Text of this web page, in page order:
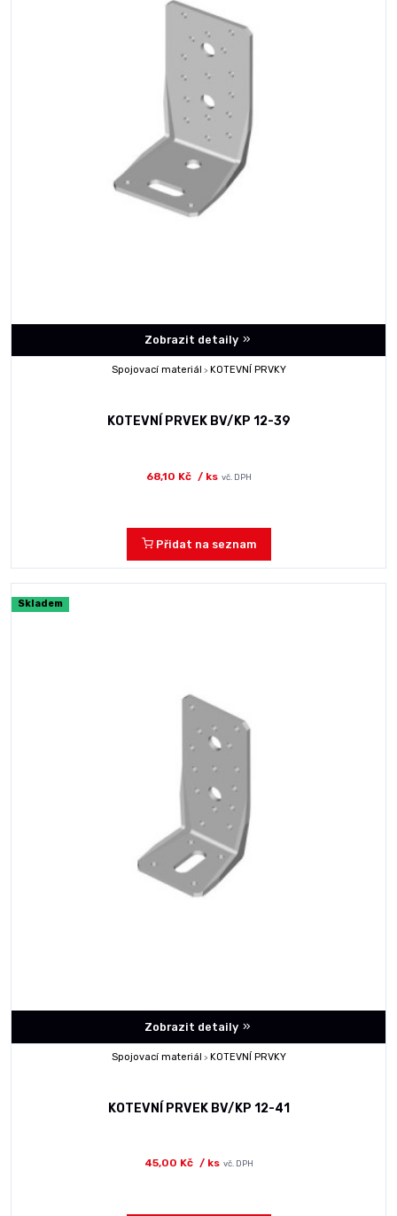
Zobrazit detaily
Spojovací materiál > KOTEVNÍ PRVKY
KOTEVNÍ PRVEK BV/KP 12-39
68,10 Kč / ks vč. DPH
Přidat na seznam
Skladem
Zobrazit detaily
Spojovací materiál >KOTEVNÍ PRVKY
KOTEVNÍ PRVEK BV/KP 12-41
45,00 Kč / ks vč. DPH